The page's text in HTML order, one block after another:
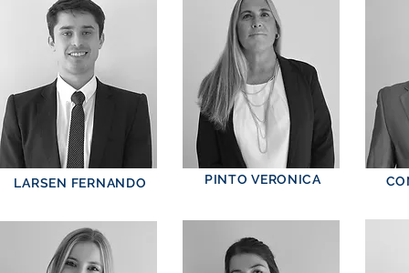
LARSEN FERNANDO PINTO VERONICA